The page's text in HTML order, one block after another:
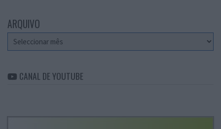
ARQUIVO
Arquivo
CANAL DE YOUTUBE